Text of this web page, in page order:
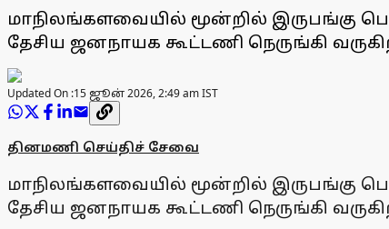
மாநிலங்களவையில் மூன்றில் இருபங்கு
தேசிய ஜனநாயக கூட்டணி நெருங்கி
Updated On :15 ஜூன் 2026, 2:49 am IST
தினமணி செய்திச் சேவை
மாநிலங்களவையில் மூன்றில் இருபங்கு
தேசிய ஜனநாயக கூட்டணி நெருங்கி